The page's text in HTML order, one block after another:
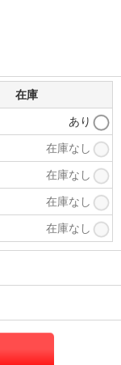
在庫
あり
在庫なし
在庫なし
在庫なし
在庫なし